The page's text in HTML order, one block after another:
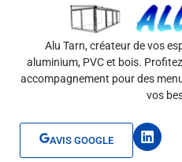
Alu Tarn, créateur de vos
aluminium, PVC et bois.
accompagnement pour des
vos
AVIS GOOGLE
L
i